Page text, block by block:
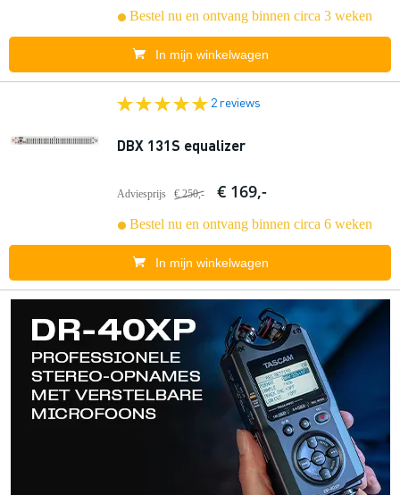
Bestel nu en ontvang binnen circa 3 weken
In mijn winkelwagen
2 reviews
DBX 131S equalizer
Adviesprijs € 250,- € 169,-
Bestel nu en ontvang binnen circa 6 weken
In mijn winkelwagen